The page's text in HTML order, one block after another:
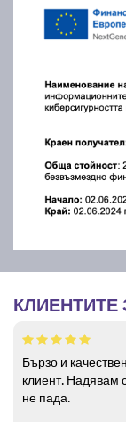
КЛИЕНТИТЕ
Бързо и
клиент. Надявам
не пада.